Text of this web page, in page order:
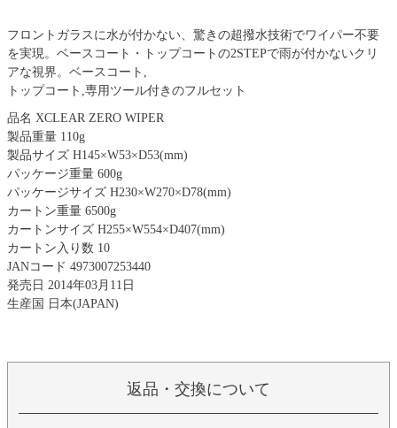
フロントガラスに水が付かない、驚きの超撥水技術でワイパー不要
を実現。ベースコート・トップコートの2STEPで雨が付かないクリ
アな視界。ベースコート,
トップコート,専用ツール付きのフルセット
品名 XCLEAR ZERO WIPER
製品重量 110g
製品サイズ H145×W53×D53(mm)
パッケージ重量 600g
パッケージサイズ H230×W270×D78(mm)
カートン重量 6500g
カートンサイズ H255×W554×D407(mm)
カートン入り数 10
JANコード 4973007253440
発売日 2014年03月11日
生産国 日本(JAPAN)
返品・交換について